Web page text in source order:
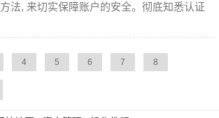
方法, 来切实保障账户的安全。彻底知悉认证
4 5 6 7 8